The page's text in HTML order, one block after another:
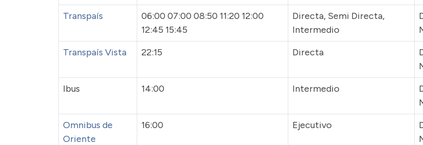
Transpaís
06:00 07:00 08:50 11:20 12:00
12:45 15:45
Directa, Semi Directa,
Intermedio
Transpaís Vista
22:15 Directa
Ibus
14:00 Intermedio
Omnibus de
Oriente
16:00 Ejecutivo